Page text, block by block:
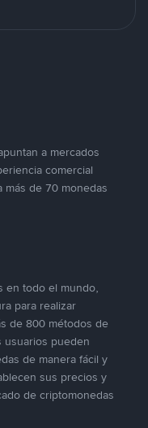
a mercados
comercial
de 70 monedas
en todo el mundo,
para realizar
de 800 métodos de
usuarios pueden
de manera fácil y
sus precios y
de criptomonedas